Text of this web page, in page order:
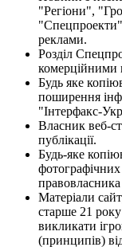
"Регіони",
реклами.
Розділ
комерційними
Будь яке
поширення
"Інтерфакс-
Власник веб-
публікації.
Будь-яке
фотографічних
Матеріали
старше 21
викликати
(принципів)